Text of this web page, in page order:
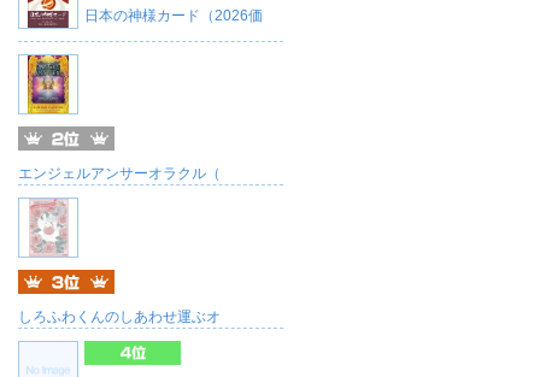
日本の神様カード（2026価
エンジェルアンサーオラクル（
しろふわくんのしあわせ運ぶオ